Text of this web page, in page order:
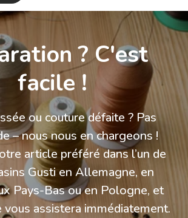
? C'est
facile !
ou couture défaite ? Pas
– nous nous en chargeons !
article préféré dans l’un de
Gusti en Allemagne, en
Pays-Bas ou en Pologne, et
vous assistera immédiatement.